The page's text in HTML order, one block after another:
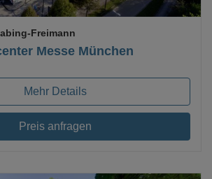
Messe München
Freimann
Mehr Details
Preis anfragen